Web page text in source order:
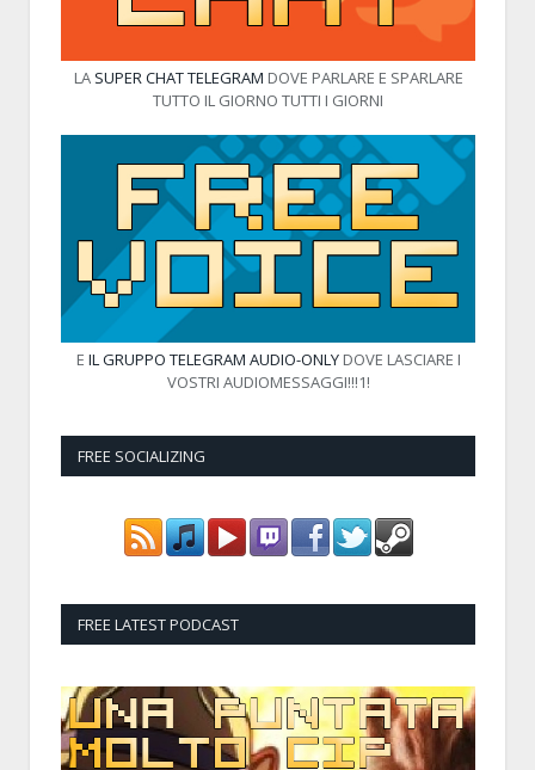
LA SUPER CHAT TELEGRAM DOVE PARLARE E SPARLARE
TUTTO IL GIORNO TUTTI I GIORNI
E IL GRUPPO TELEGRAM AUDIO-ONLYDOVE LASCIARE I
VOSTRI AUDIOMESSAGGI!!!1!
FREE SOCIALIZING
FREE LATEST PODCAST
Audio
Player